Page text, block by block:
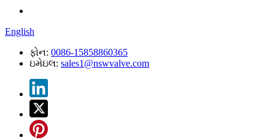
English
ફોન: 0086-15858860365
ઇમેઇલ: sales1@nswvalve.com